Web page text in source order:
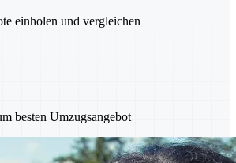
einholen und vergleichen
besten Umzugsangebot